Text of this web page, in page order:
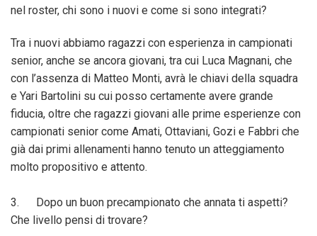
nel roster, chi sono i nuovi e come si sono integrati?
Tra i nuovi abbiamo ragazzi con esperienza in campionati
senior, anche se ancora giovani, tra cui Luca Magnani, che
con l’assenza di Matteo Monti, avrà le chiavi della squadra
e Yari Bartolini su cui posso certamente avere grande
fiducia, oltre che ragazzi giovani alle prime esperienze con
campionati senior come Amati, Ottaviani, Gozi e Fabbri che
già dai primi allenamenti hanno tenuto un atteggiamento
molto propositivo e attento.
3. Dopo un buon precampionato che annata ti aspetti?
Che livello pensi di trovare?